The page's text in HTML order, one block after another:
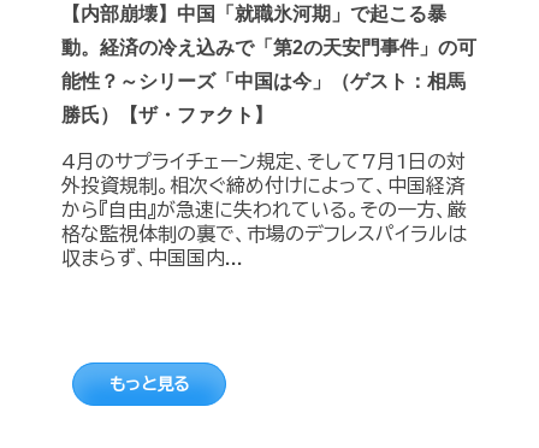
【内部崩壊】中国「就職氷河期」で起こる暴
動。経済の冷え込みで「第2の天安門事件」の可
能性？～シリーズ「中国は今」（ゲスト：相馬
勝氏）【ザ・ファクト】
4月のサプライチェーン規定、そして7月1日の対
外投資規制。相次ぐ締め付けによって、中国経済
から『自由』が急速に失われている。その一方、厳
格な監視体制の裏で、市場のデフレスパイラルは
収まらず、中国国内...
もっと見る